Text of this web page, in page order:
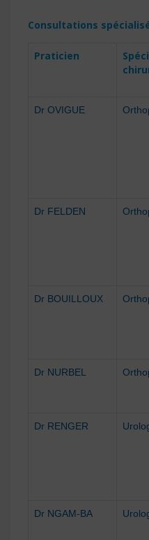
Consultations
Praticien
Dr OVIGUE
Dr FELDEN
Dr BOUILLOUX
Dr NURBEL
Dr RENGER
Dr NGAM-BA